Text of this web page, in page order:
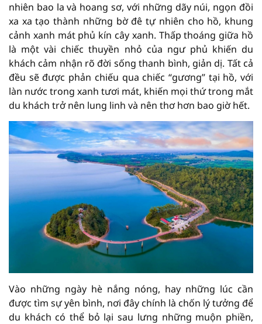
nhiên bao la và hoang sơ, với những dãy núi, ngọn đồi
xa xa tạo thành những bờ đê tự nhiên cho hồ, khung
cảnh xanh mát phủ kín cây xanh. Thấp thoáng giữa hồ
là một vài chiếc thuyền nhỏ của ngư phủ khiến du
khách cảm nhận rõ đời sống thanh bình, giản dị. Tất cả
đều sẽ được phản chiếu qua chiếc “gương” tại hồ, với
làn nước trong xanh tươi mát, khiến mọi thứ trong mắt
du khách trở nên lung linh và nên thơ hơn bao giờ hết.
Vào những ngày hè nắng nóng, hay những lúc cần
được tìm sự yên bình, nơi đây chính là chốn lý tưởng để
du khách có thể bỏ lại sau lưng những muộn phiền,